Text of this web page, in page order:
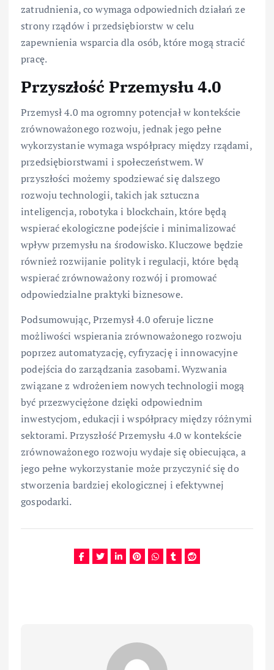
zatrudnienia, co wymaga odpowiednich działań ze
strony rządów i przedsiębiorstw w celu
zapewnienia wsparcia dla osób, które mogą stracić
pracę.
Przyszłość Przemysłu 4.0
Przemysł 4.0 ma ogromny potencjał w kontekście
zrównoważonego rozwoju, jednak jego pełne
wykorzystanie wymaga współpracy między rządami,
przedsiębiorstwami i społeczeństwem. W
przyszłości możemy spodziewać się dalszego
rozwoju technologii, takich jak sztuczna
inteligencja, robotyka i blockchain, które będą
wspierać ekologiczne podejście i minimalizować
wpływ przemysłu na środowisko. Kluczowe będzie
również rozwijanie polityk i regulacji, które będą
wspierać zrównoważony rozwój i promować
odpowiedzialne praktyki biznesowe.
Podsumowując, Przemysł 4.0 oferuje liczne
możliwości wspierania zrównoważonego rozwoju
poprzez automatyzację, cyfryzację i innowacyjne
podejścia do zarządzania zasobami. Wyzwania
związane z wdrożeniem nowych technologii mogą
być przezwyciężone dzięki odpowiednim
inwestycjom, edukacji i współpracy między różnymi
sektorami. Przyszłość Przemysłu 4.0 w kontekście
zrównoważonego rozwoju wydaje się obiecująca, a
jego pełne wykorzystanie może przyczynić się do
stworzenia bardziej ekologicznej i efektywnej
gospodarki.